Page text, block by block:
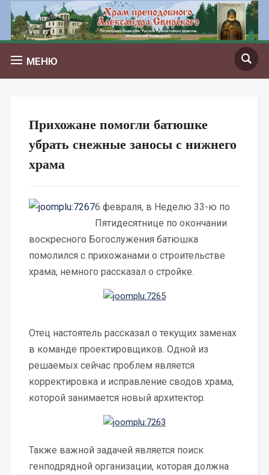
МЕНЮ
Прихожане помогли батюшке
убрать снежные заносы с нижнего
храма
6 февраля, в Неделю 33-ю по
Пятидесятнице по окончании
воскресного Богослужения батюшка
помолился с прихожанами о строительстве
храма, немного рассказал о стройке.
Отец настоятель рассказал о текущих заменах
в команде проектировщиков. Одной из
решаемых сейчас проблем является
корректировка и исправление сводов храма,
которой занимается новый архитектор.
Также важной задачей является поиск
генподрядной организации, которая должна